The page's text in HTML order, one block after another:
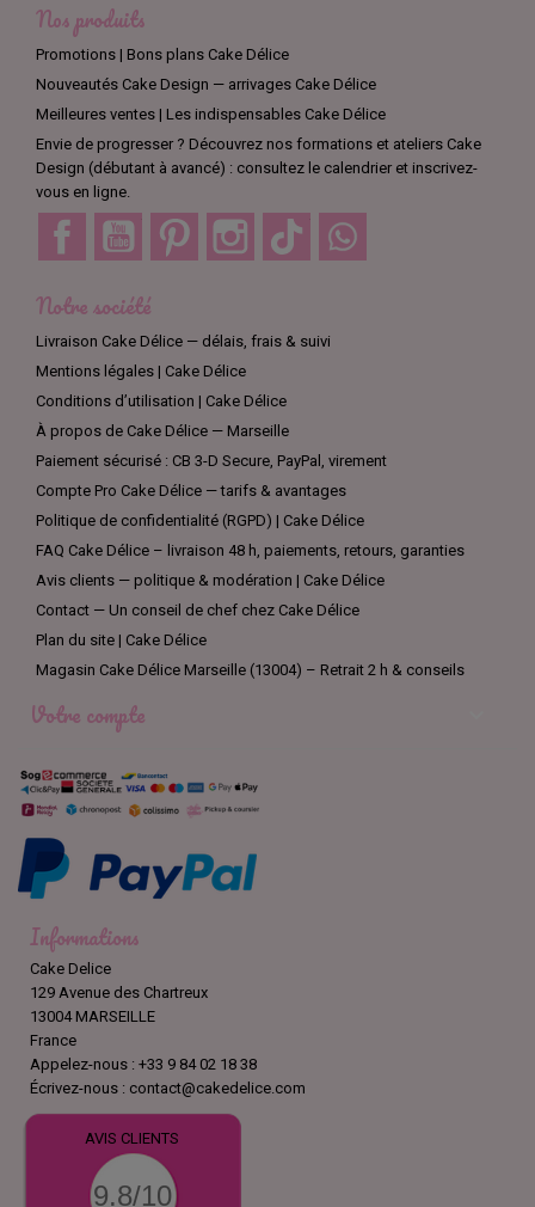
Nos produits
Promotions | Bons plans Cake Délice
Nouveautés Cake Design — arrivages Cake Délice
Meilleures ventes | Les indispensables Cake Délice
Envie de progresser ? Découvrez nos formations et ateliers Cake
Design (débutant à avancé) : consultez le calendrier et inscrivez-
vous en ligne.
Facebook YouTube Pinterest Instagram TikTok
Notre société
Livraison Cake Délice — délais, frais & suivi
Mentions légales | Cake Délice
Conditions d’utilisation | Cake Délice
À propos de Cake Délice — Marseille
Paiement sécurisé : CB 3-D Secure, PayPal, virement
Compte Pro Cake Délice — tarifs & avantages
Politique de confidentialité (RGPD) | Cake Délice
FAQ Cake Délice – livraison 48 h, paiements, retours, garanties
Avis clients — politique & modération | Cake Délice
Contact — Un conseil de chef chez Cake Délice
Plan du site | Cake Délice
Magasin Cake Délice Marseille (13004) – Retrait 2 h & conseils
Votre compte
Informations
Cake Delice
129 Avenue des Chartreux
13004 MARSEILLE
France
Appelez-nous : +33 9 84 02 18 38
Écrivez-nous : contact@cakedelice.com
AVIS CLIENTS
9.8/10